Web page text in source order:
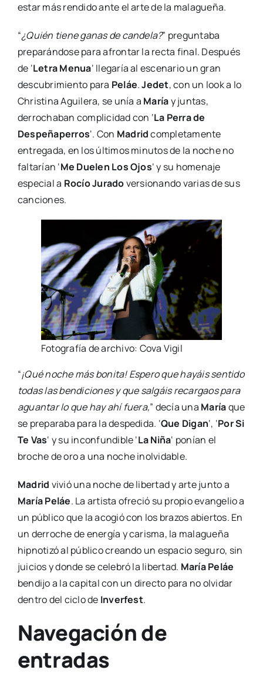
estar más rendido ante el arte de la malagueña.
“¿Quién tiene ganas de candela?” preguntaba
preparándose para afrontar la recta final. Después
de ‘Letra Menua‘ llegaría al escenario un gran
descubrimiento para Peláe.Jedet, con un look a lo
Christina Aguilera, se unía a Maríay juntas,
derrochaban complicidad con ‘La Perra de
Despeñaperros‘. Con Madridcompletamente
entregada, en los últimos minutos de la noche no
faltarían ‘Me Duelen Los Ojos‘ y su homenaje
especial a Rocío Juradoversionando varias de sus
canciones.
Fotografía de archivo: Cova Vigil
“¡Qué noche más bonita! Espero que hayáis sentido
todas las bendiciones y que salgáis recargaos para
aguantar lo que hay ahí fuera,” decía una Maríaque
se preparaba para la despedida. ‘Que Digan‘, ‘Por Si
Te Vas‘ y su inconfundible ‘La Niña‘ ponían el
broche de oro a una noche inolvidable.
Madrid vivió una noche de libertad y arte junto a
María Peláe. La artista ofreció su propio evangelio a
un público que la acogió con los brazos abiertos. En
un derroche de energía y carisma, la malagueña
hipnotizó al público creando un espacio seguro, sin
juicios y donde se celebró la libertad. María Peláe
bendijo a la capital con un directo para no olvidar
dentro del ciclo de Inverfest.
Navegación de
entradas